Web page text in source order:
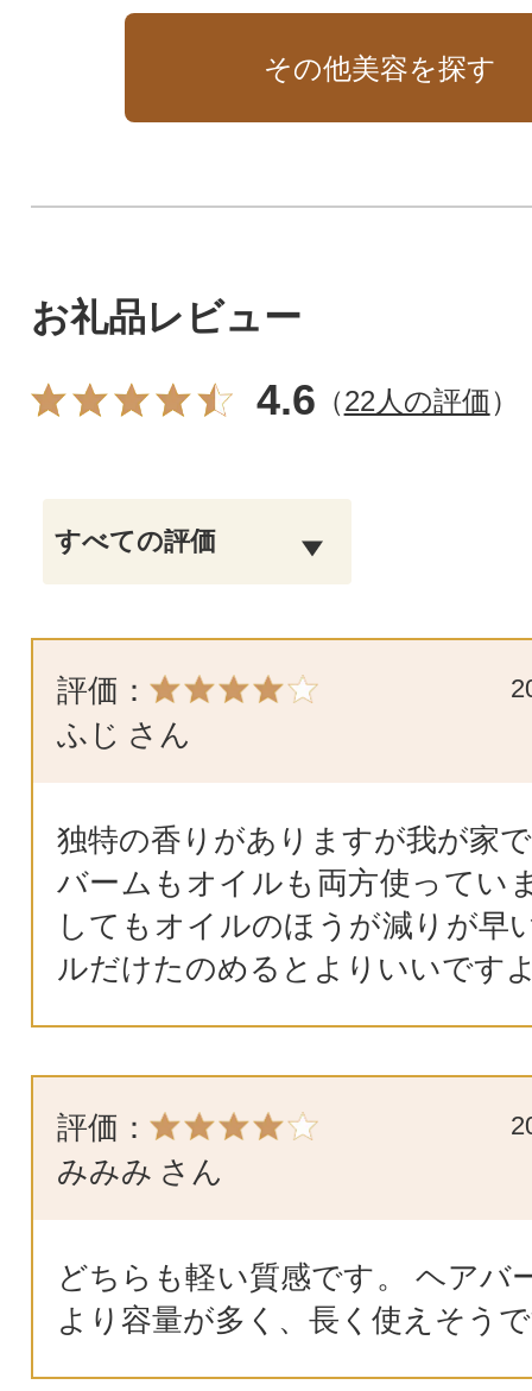
タイリングに
その他美容を探す
お礼品レビュー
4.6 （22人の評価）
評価：
ふじ さん
独特の香りがありますが我が家
バームもオイルも両方使ってい
してもオイルのほうが減りが早
ルだけたのめるとよりいいです
評価：
みみみ さん
どちらも軽い質感です。 ヘアバ
より容量が多く、長く使えそう